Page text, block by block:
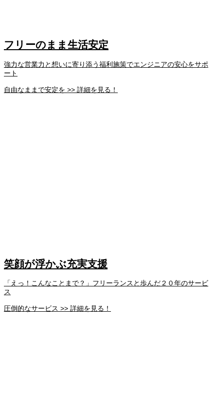
フリーのまま生活安定
強力な営業力と想いに寄り添う福利施策でエンジニアの安心をサポ
ート
自由なままで安定を >> 詳細を見る！
笑顔が浮かぶ充実支援
「えっ！こんなことまで？」フリーランスと歩んだ２０年のサービ
ス
圧倒的なサービス >> 詳細を見る！